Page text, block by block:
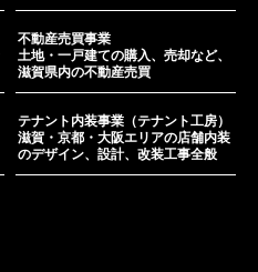
不動産売買事業
土地・一戸建ての購入、売却など、
滋賀県内の不動産売買
テナント内装事業（テナント工房）
滋賀・京都・大阪エリアの店舗内装
のデザイン、設計、改装工事全般